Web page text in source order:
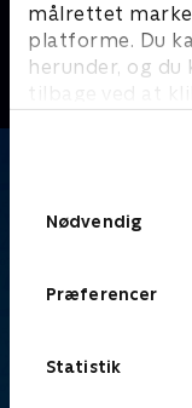
målrettet
platforme. Du
herunder, og
tilbage ved at
Nødvendig
Præferencer
Statistik
Vicke Viking
Børneserier • 1